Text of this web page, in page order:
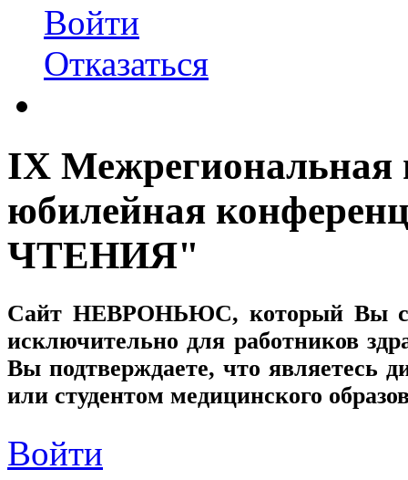
Войти
Отказаться
IХ Межрегиональная
юбилейная
ЧТЕНИЯ"
Сайт НЕВРОНЬЮС, который Вы
исключительно для работников
Вы подтверждаете, что являетесь
или студентом медицинского
Войти